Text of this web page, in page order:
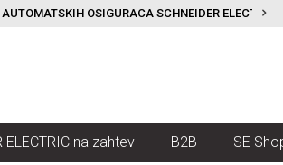
OSIGURACA SCHNEIDER ELECTRIC
ELECTRIC na zahtev B2B SE